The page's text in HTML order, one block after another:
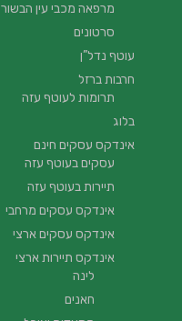
מרפאה מכבי עין הבשור
סרטונים
עוטף נדל”ן
חרבות ברזל
תרומות לעוטף עזה
בלוג
אינדקס עסקים חינם
עסקים בעוטף עזה
תיירות בעוטף עזה
אינדקס עסקים מרחבי
אינדקס עסקים ארצי
אינדקס תיירות ארצי
לינה
חאנים